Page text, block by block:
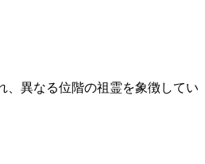
、異なる位階の祖霊を象徴してい